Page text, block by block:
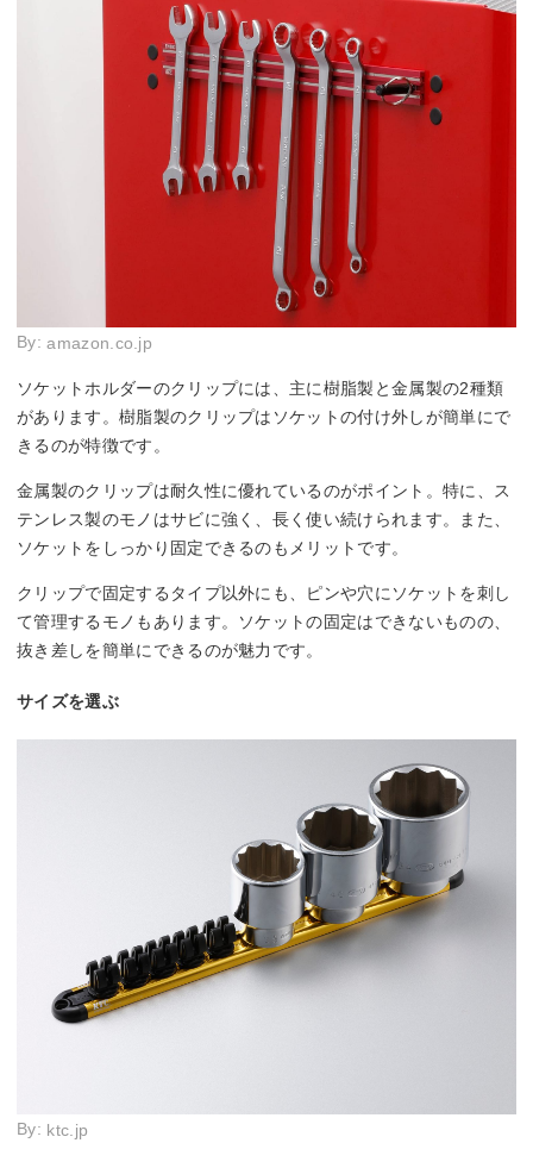
By:amazon.co.jp
ソケットホルダーのクリップには、主に樹脂製と金属製の2種類
があります。樹脂製のクリップはソケットの付け外しが簡単にで
きるのが特徴です。
金属製のクリップは耐久性に優れているのがポイント。特に、ス
テンレス製のモノはサビに強く、長く使い続けられます。また、
ソケットをしっかり固定できるのもメリットです。
クリップで固定するタイプ以外にも、ピンや穴にソケットを刺し
て管理するモノもあります。ソケットの固定はできないものの、
抜き差しを簡単にできるのが魅力です。
サイズを選ぶ
By: ktc.jp